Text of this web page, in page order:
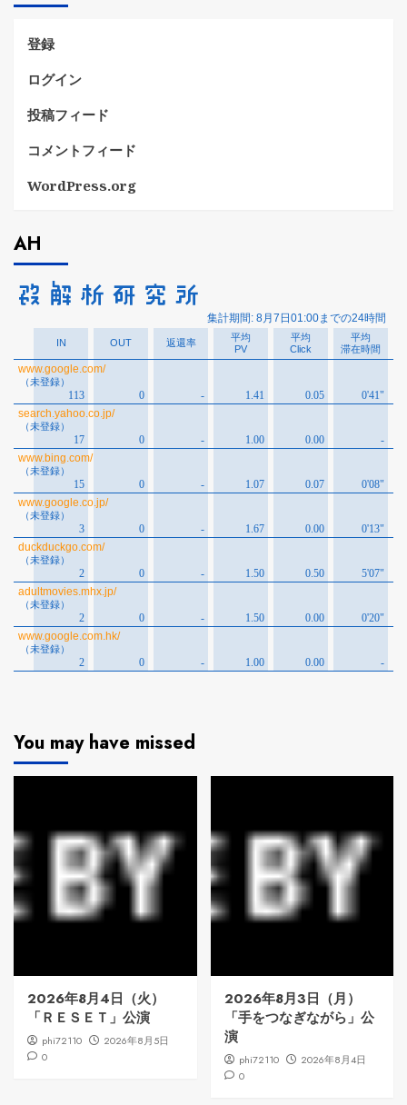
ー
登録
ログイン
投稿フィード
コメントフィード
WordPress.org
AH
You may have missed
2026年8月4日（火）
「ＲＥＳＥＴ」公演
phi72110
2026年8月5日
0
2026年8月3日（月）
「手をつなぎながら」公
演
phi72110
2026年8月4日
0